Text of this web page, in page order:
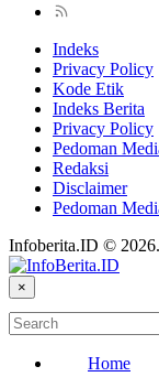
Indeks
Privacy Policy
Kode Etik
Indeks Berita
Privacy Policy
Pedoman
Redaksi
Disclaimer
Pedoman
Infoberita.ID ©
×
Home